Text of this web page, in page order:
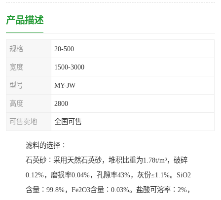
产品描述
规格 20-500
宽度 1500-3000
型号 MY-JW
高度 2800
可售卖地 全国可售
滤料的选择∶
石英砂∶采用天然石英砂，堆积比重为1.78t/m³，破碎
0.12%，磨损率0.04%，孔隙率43%，灰份≤1.1%。SiO2
含量∶99.8%，Fe2O3含量∶0.03%。盐酸可溶率∶2%，